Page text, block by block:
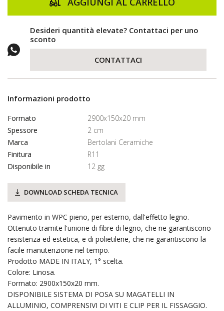
Desideri quantità elevate? Contattaci per uno
sconto
CONTATTACI
Informazioni prodotto
Formato
2900x150x20 mm
Spessore
2 cm
Marca
Bertolani Ceramiche
Finitura
R11
Disponibile in
12 gg
DOWNLOAD SCHEDA TECNICA
Pavimento in WPC pieno, per esterno, dall'effetto legno.
Ottenuto tramite l'unione di fibre di legno, che ne garantiscono
resistenza ed estetica, e di polietilene, che ne garantiscono la
facile manutenzione nel tempo.
Prodotto MADE IN ITALY, 1° scelta.
Colore: Linosa.
Formato: 2900x150x20 mm.
DISPONIBILE SISTEMA DI POSA SU MAGATELLI IN
ALLUMINIO, COMPRENSIVI DI VITI E CLIP PER IL FISSAGGIO.